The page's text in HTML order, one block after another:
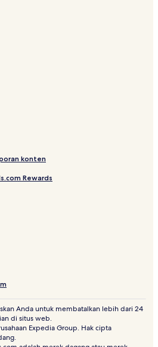
konten
Rewards
Anda untuk membatalkan lebih dari 24
di situs web.
Expedia Group. Hak cipta